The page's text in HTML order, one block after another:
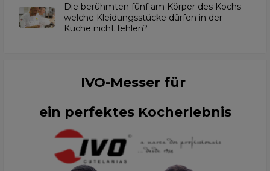
Die berühmten fünf am Körper des Kochs -
welche Kleidungsstücke dürfen in der
Küche nicht fehlen?
IVO-Messer für
ein perfektes Kocherlebnis